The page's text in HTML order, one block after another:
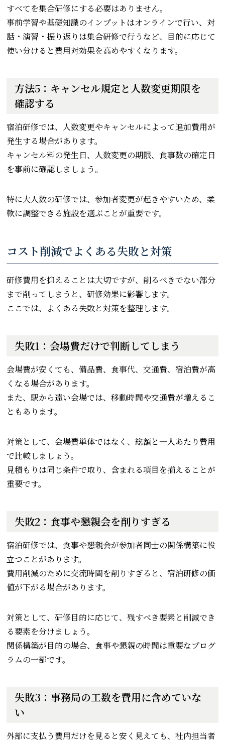
すべてを集合研修にする必要はありません。
事前学習や基礎知識のインプットはオンラインで行い、対
話・演習・振り返りは集合研修で行うなど、目的に応じて
使い分けると費用対効果を高めやすくなります。
方法5：キャンセル規定と人数変更期限を
確認する
宿泊研修では、人数変更やキャンセルによって追加費用が
発生する場合があります。
キャンセル料の発生日、人数変更の期限、食事数の確定日
を事前に確認しましょう。
特に大人数の研修では、参加者変更が起きやすいため、柔
軟に調整できる施設を選ぶことが重要です。
コスト削減でよくある失敗と対策
研修費用を抑えることは大切ですが、削るべきでない部分
まで削ってしまうと、研修効果に影響します。
ここでは、よくある失敗と対策を整理します。
失敗1：会場費だけで判断してしまう
会場費が安くても、備品費、食事代、交通費、宿泊費が高
くなる場合があります。
また、駅から遠い会場では、移動時間や交通費が増えるこ
ともあります。
対策として、会場費単体ではなく、総額と一人あたり費用
で比較しましょう。
見積もりは同じ条件で取り、含まれる項目を揃えることが
重要です。
失敗2：食事や懇親会を削りすぎる
宿泊研修では、食事や懇親会が参加者同士の関係構築に役
立つことがあります。
費用削減のために交流時間を削りすぎると、宿泊研修の価
値が下がる場合があります。
対策として、研修目的に応じて、残すべき要素と削減でき
る要素を分けましょう。
関係構築が目的の場合、食事や懇親の時間は重要なプログ
ラムの一部です。
失敗3：事務局の工数を費用に含めていな
い
外部に支払う費用だけを見ると安く見えても、社内担当者